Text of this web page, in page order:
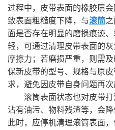
过程中，皮带表面的橡胶层
致表面粗糙度下降，与滚筒
面是否存在明显的磨损痕迹
轻，可通过清理皮带表面的
摩擦力；若磨损严重，则需
保新皮带的型号、规格与原
求，避免因皮带自身问题再次
滚筒表面状态也对皮带打
沾有油污、物料残渣等，会
此时，应停机清理滚筒表面